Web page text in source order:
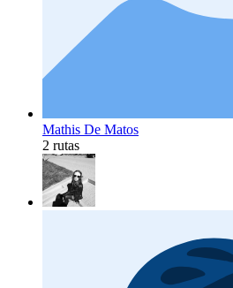
Mathis De Matos
2 rutas